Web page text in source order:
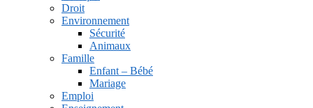
Droit
Environnement
Sécurité
Animaux
Famille
Enfant – Bébé
Mariage
Emploi